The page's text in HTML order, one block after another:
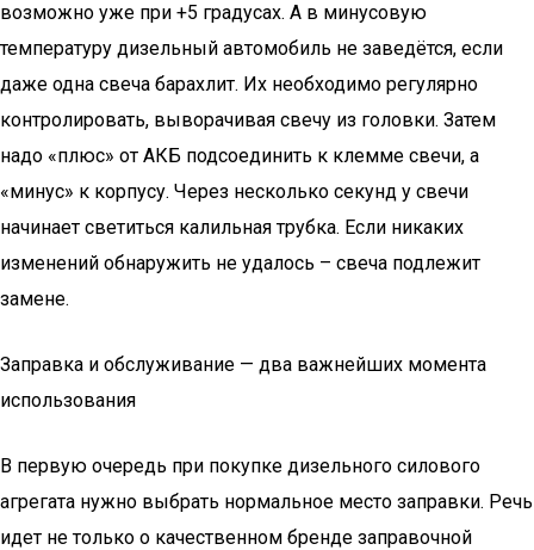
возможно уже при +5 градусах. А в минусовую
температуру дизельный автомобиль не заведётся, если
даже одна свеча барахлит. Их необходимо регулярно
контролировать, выворачивая свечу из головки. Затем
надо «плюс» от АКБ подсоединить к клемме свечи, а
«минус» к корпусу. Через несколько секунд у свечи
начинает светиться калильная трубка. Если никаких
изменений обнаружить не удалось – свеча подлежит
замене.
Заправка и обслуживание — два важнейших момента
использования
В первую очередь при покупке дизельного силового
агрегата нужно выбрать нормальное место заправки. Речь
идет не только о качественном бренде заправочной